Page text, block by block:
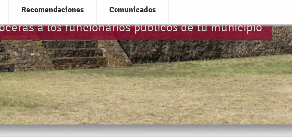
Recomendaciones Comunicados
Gobierno Municipal
a los funcionarios públicos de tu municipio